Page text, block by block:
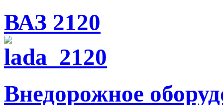
ВАЗ 2120
Внедорожное